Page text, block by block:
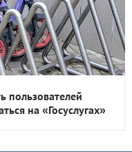
пользователей
на «Госуслугах»